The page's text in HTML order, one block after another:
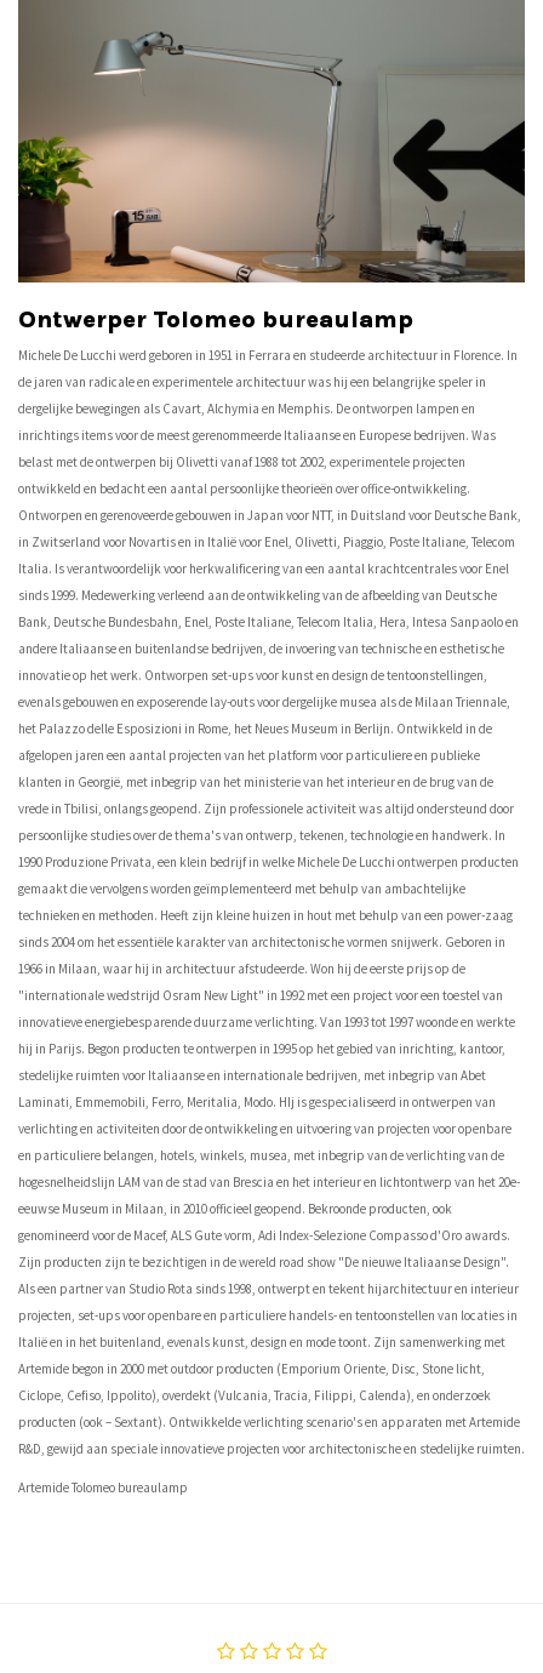
Ontwerper Tolomeo bureaulamp
Michele De Lucchi werd geboren in 1951 in Ferrara en studeerde architectuur in Florence. In
de jaren van radicale en experimentele architectuur was hij een belangrijke speler in
dergelijke bewegingen als Cavart, Alchymia en Memphis. De ontworpen lampen en
inrichtings items voor de meest gerenommeerde Italiaanse en Europese bedrijven. Was
belast met de ontwerpen bij Olivetti vanaf 1988 tot 2002, experimentele projecten
ontwikkeld en bedacht een aantal persoonlijke theorieën over office-ontwikkeling.
Ontworpen en gerenoveerde gebouwen in Japan voor NTT, in Duitsland voor Deutsche Bank,
in Zwitserland voor Novartis en in Italië voor Enel, Olivetti, Piaggio, Poste Italiane, Telecom
Italia. Is verantwoordelijk voor herkwalificering van een aantal krachtcentrales voor Enel
sinds 1999. Medewerking verleend aan de ontwikkeling van de afbeelding van Deutsche
Bank, Deutsche Bundesbahn, Enel, Poste Italiane, Telecom Italia, Hera, Intesa Sanpaolo en
andere Italiaanse en buitenlandse bedrijven, de invoering van technische en esthetische
innovatie op het werk. Ontworpen set-ups voor kunst en design de tentoonstellingen,
evenals gebouwen en exposerende lay-outs voor dergelijke musea als de Milaan Triennale,
het Palazzo delle Esposizioni in Rome, het Neues Museum in Berlijn. Ontwikkeld in de
afgelopen jaren een aantal projecten van het platform voor particuliere en publieke
klanten in Georgië, met inbegrip van het ministerie van het interieur en de brug van de
vrede in Tbilisi, onlangs geopend. Zijn professionele activiteit was altijd ondersteund door
persoonlijke studies over de thema's van ontwerp, tekenen, technologie en handwerk. In
1990 Produzione Privata, een klein bedrijf in welke Michele De Lucchi ontwerpen producten
gemaakt die vervolgens worden geïmplementeerd met behulp van ambachtelijke
technieken en methoden. Heeft zijn kleine huizen in hout met behulp van een power-zaag
sinds 2004 om het essentiële karakter van architectonische vormen snijwerk. Geboren in
1966 in Milaan, waar hij in architectuur afstudeerde. Won hij de eerste prijs op de
"internationale wedstrijd Osram New Light" in 1992 met een project voor een toestel van
innovatieve energiebesparende duurzame verlichting. Van 1993 tot 1997 woonde en werkte
hij in Parijs. Begon producten te ontwerpen in 1995 op het gebied van inrichting, kantoor,
stedelijke ruimten voor Italiaanse en internationale bedrijven, met inbegrip van Abet
Laminati, Emmemobili, Ferro, Meritalia, Modo. HIj is gespecialiseerd in ontwerpen van
verlichting en activiteiten door de ontwikkeling en uitvoering van projecten voor openbare
en particuliere belangen, hotels, winkels, musea, met inbegrip van de verlichting van de
hogesnelheidslijn LAM van de stad van Brescia en het interieur en lichtontwerp van het 20e-
eeuwse Museum in Milaan, in 2010 officieel geopend. Bekroonde producten, ook
genomineerd voor de Macef, ALS Gute vorm, Adi Index-Selezione Compasso d'Oro awards.
Zijn producten zijn te bezichtigen in de wereld road show "De nieuwe Italiaanse Design".
Als een partner van Studio Rota sinds 1998, ontwerpt en tekent hijarchitectuur en interieur
projecten, set-ups voor openbare en particuliere handels- en tentoonstellen van locaties in
Italië en in het buitenland, evenals kunst, design en mode toont. Zijn samenwerking met
Artemide begon in 2000 met outdoor producten (Emporium Oriente, Disc, Stone licht,
Ciclope, Cefiso, Ippolito), overdekt (Vulcania, Tracia, Filippi, Calenda), en onderzoek
producten (ook – Sextant). Ontwikkelde verlichting scenario's en apparaten met Artemide
R&D, gewijd aan speciale innovatieve projecten voor architectonische en stedelijke ruimten.
Artemide Tolomeo bureaulamp